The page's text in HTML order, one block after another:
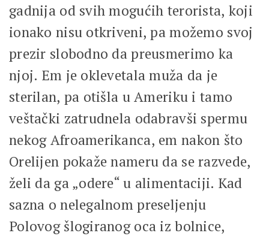
gadnija od svih mogućih terorista, koji
ionako nisu otkriveni, pa možemo svoj
prezir slobodno da preusmerimo ka
njoj. Em je oklevetala muža da je
sterilan, pa otišla u Ameriku i tamo
veštački zatrudnela odabravši spermu
nekog Afroamerikanca, em nakon što
Orelijen pokaže nameru da se razvede,
želi da ga „odere“ u alimentaciji. Kad
sazna o nelegalnom preseljenju
Polovog šlogiranog oca iz bolnice,